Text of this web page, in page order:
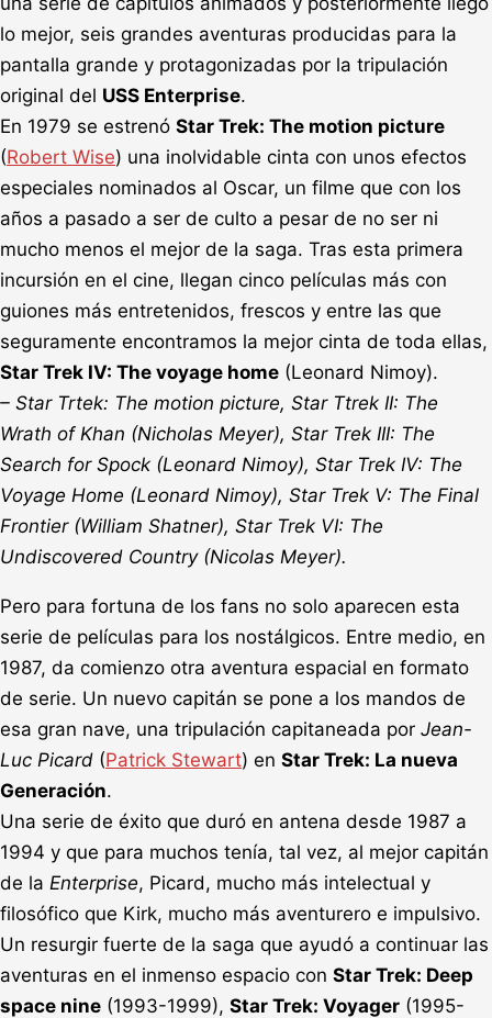
lo mejor, seis grandes aventuras producidas para la
pantalla grande y protagonizadas por la tripulación
original del USS Enterprise.
En 1979 se estrenó Star Trek: The motion picture
(Robert Wise) una inolvidable cinta con unos efectos
especiales nominados al Oscar, un filme que con los
años a pasado a ser de culto a pesar de no ser ni
mucho menos el mejor de la saga. Tras esta primera
incursión en el cine, llegan cinco películas más con
guiones más entretenidos, frescos y entre las que
seguramente encontramos la mejor cinta de toda ellas,
Star Trek IV: The voyage home (Leonard Nimoy).
– Star Trtek: The motion picture, Star Ttrek II: The
Wrath of Khan (Nicholas Meyer), Star Trek III: The
Search for Spock (Leonard Nimoy), Star Trek IV: The
Voyage Home (Leonard Nimoy), Star Trek V: The Final
Frontier (William Shatner), Star Trek VI: The
Undiscovered Country (Nicolas Meyer).
Pero para fortuna de los fans no solo aparecen esta
serie de películas para los nostálgicos. Entre medio, en
1987, da comienzo otra aventura espacial en formato
de serie. Un nuevo capitán se pone a los mandos de
esa gran nave, una tripulación capitaneada por Jean-
Luc Picard (Patrick Stewart) en Star Trek: La nueva
Generación.
Una serie de éxito que duró en antena desde 1987 a
1994 y que para muchos tenía, tal vez, al mejor capitán
de la Enterprise, Picard, mucho más intelectual y
filosófico que Kirk, mucho más aventurero e impulsivo.
Un resurgir fuerte de la saga que ayudó a continuar las
aventuras en el inmenso espacio con Star Trek: Deep
space nine (1993-1999), Star Trek: Voyager (1995-